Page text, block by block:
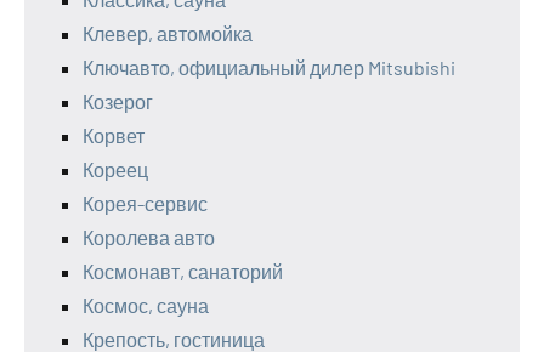
Клевер, автомойка
Ключавто, официальный дилер Mitsubishi
Козерог
Корвет
Кореец
Корея-сервис
Королева авто
Космонавт, санаторий
Космос, сауна
Крепость, гостиница